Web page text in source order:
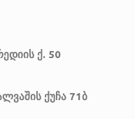
ქ. 50
ქუჩა 71ბ